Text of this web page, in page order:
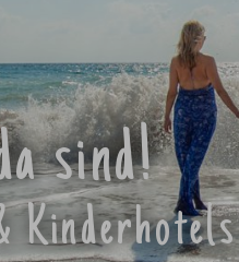
sind!
Kinderhotels